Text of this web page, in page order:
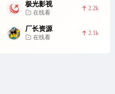
极光影视
在线看
2.2k
厂长资源
在线看
2.1k